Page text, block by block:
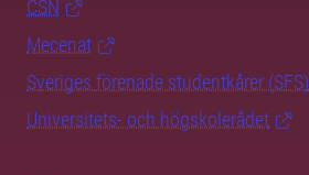
CSN
Mecenat
Sveriges förenade studentkårer (SFS)
Universitets- och högskolerådet